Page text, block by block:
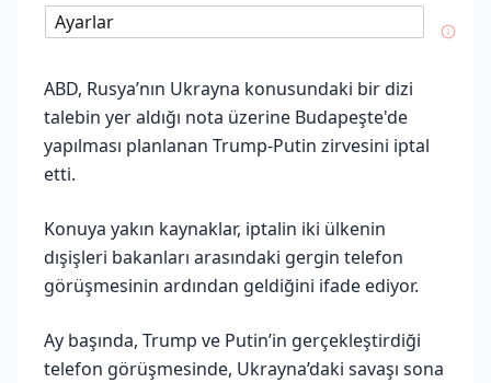
Ayarlar
ABD, Rusya’nın Ukrayna konusundaki bir dizi
talebin yer aldığı nota üzerine Budapeşte'de
yapılması planlanan Trump-Putin zirvesini iptal
etti.
Konuya yakın kaynaklar, iptalin iki ülkenin
dışişleri bakanları arasındaki gergin telefon
görüşmesinin ardından geldiğini ifade ediyor.
Ay başında, Trump ve Putin’in gerçekleştirdiği
telefon görüşmesinde, Ukrayna’daki savaşı sona